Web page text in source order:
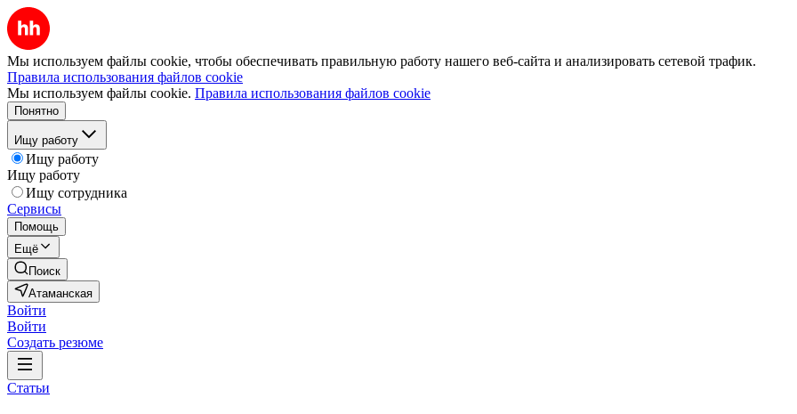
Мы используем файлы cookie, чтобы обеспечивать правильную работу нашего веб-сайта и анализировать сетевой трафик.
Правила использования файлов cookie
Мы используем файлы cookie. Правила использования файлов cookie
Понятно
Ищу работу
Ищу работу
Ищу работу
Ищу сотрудника
Сервисы
Помощь
Ещё
Поиск
Атаманская
Войти
Войти
Создать резюме
Статьи